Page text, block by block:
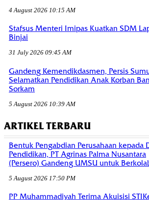
4 August 2026 10:15 AM
Stafsus Menteri Imipas Kuatkan SDM
Binjai
31 July 2026 09:45 AM
Gandeng Kemendikdasmen, Persis
Selamatkan Pendidikan Anak Korban
Sorkam
5 August 2026 10:39 AM
ARTIKEL TERBARU
Bentuk Pengabdian Perusahaan kepada
Pendidikan, PT Agrinas Palma Nusantara
(Persero) Gandeng UMSU untuk
5 August 2026 17:50 PM
PP Muhammadiyah Terima Akuisisi